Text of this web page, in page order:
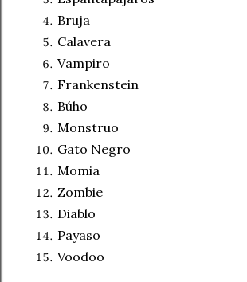
Bruja
Calavera
Vampiro
Frankenstein
Búho
Monstruo
Gato Negro
Momia
Zombie
Diablo
Payaso
Voodoo